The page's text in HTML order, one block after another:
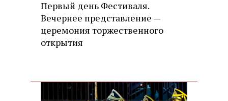
Первый день Фестиваля.
Вечернее представление —
церемония торжественного
открытия